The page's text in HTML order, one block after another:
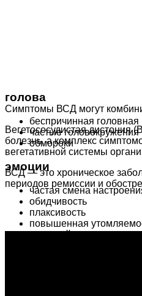
голова
беспричинная головная
частые головокружения
обмороки
эмоции
частая смена
обидчивость
плаксивость
повышенная
расстройство сна
Симптомы ВСД могут
Вегетососудистая дистония
болезнь, а комплекс
вегетативной системы
ВСД — это хроническое
периодов ремиссии и